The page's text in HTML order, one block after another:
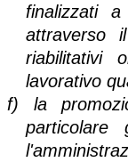
finalizzati
attraverso
riabilitativi
lavorativo
f) la